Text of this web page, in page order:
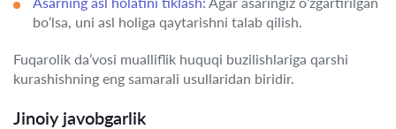
bo‘lsa, uni asl holiga qaytarishni talab qilish.
Fuqarolik da’vosi mualliflik huquqi buzilishlariga qarshi
kurashishning eng samarali usullaridan biridir.
Jinoiy javobgarlik